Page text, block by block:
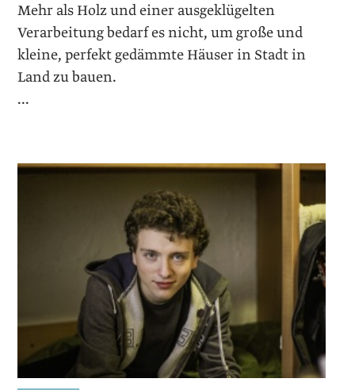
Mehr als Holz und einer ausge­klügelten
Verarbeitung bedarf es nicht, um große und
kleine, perfekt gedämmte Häuser in Stadt in
Land zu bauen.
...